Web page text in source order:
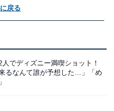
戻る
でディズニー満喫ショット！
るなんて誰が予想した…」「め